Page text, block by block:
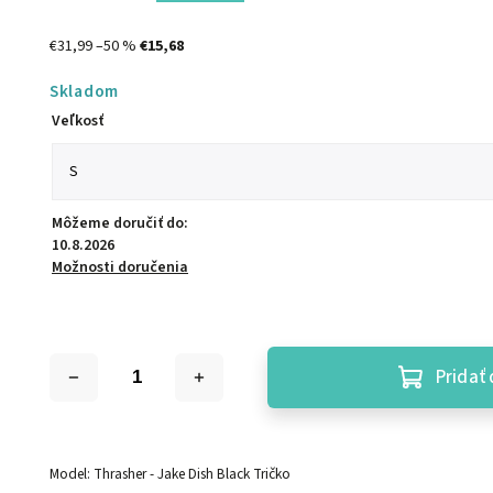
€31,99–50 %€15,68
Skladom
Veľkosť
Môžeme doručiť do:
10.8.2026
Možnosti doručenia
Pridať
Model: Thrasher - Jake Dish Black Tričko